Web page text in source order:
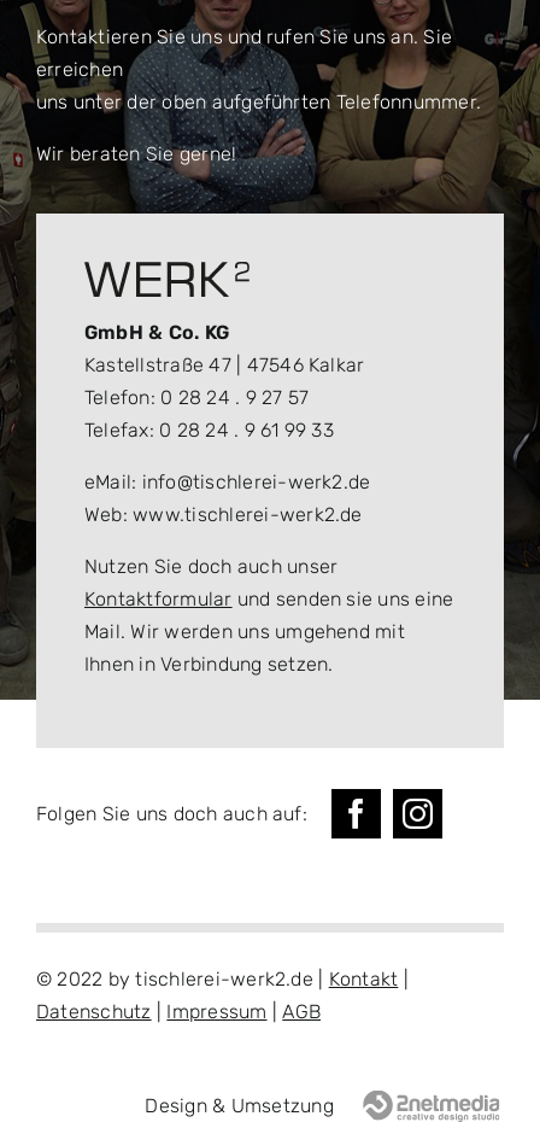
Kontaktieren Sie uns und rufen Sie uns an. Sie
erreichen
uns unter der oben aufgeführten Telefonnummer.
Wir beraten Sie gerne!
GmbH & Co. KG
Kastellstraße 47 | 47546 Kalkar
Telefon: 0 28 24 . 9 27 57
Telefax: 0 28 24 . 9 61 99 33
eMail: info@tischlerei-werk2.de
Web: www.tischlerei-werk2.de
Nutzen Sie doch auch unser
Kontaktformular und senden sie uns eine
Mail. Wir werden uns umgehend mit
Ihnen in Verbindung setzen.
Folgen Sie uns doch auch auf:
© 2022 by tischlerei-werk2.de | Kontakt
Datenschutz
Impressum |AGB
Design & Umsetzung